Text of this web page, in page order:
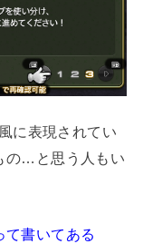
に表現されてい
の…と思う人もい
て書いてある